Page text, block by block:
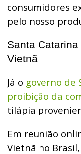
consumidores
pelo nosso
Santa
Vietnã
Já o governo de
proibição da
tilápia
Em reunião
Vietnã no